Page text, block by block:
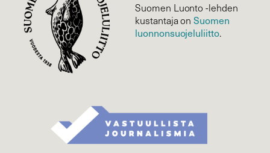
Suomen Luonto -lehden
kustantaja onSuomen
luonnonsuojelu­liitto.